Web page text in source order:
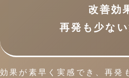
改善効
再発も少な
効果が素早く実感でき、再発